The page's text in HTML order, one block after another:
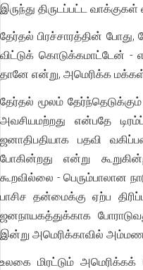
இருந்து திருடப்பட்ட
தேர்தல் பிரச்சாரத்தின் போது,
விட்டுக் கொடுக்கமாட்டேன் -
தானே என்று, அமெரிக்க
தேர்தல் மூலம்
அவசியமற்றது என்பதே
ஜனாதிபதியாக பதவி
போகின்றது என்று
கூறவில்லை - பெரும்பாலான
பாசிச தன்மைக்கு ஏற்ப
ஜனநாயகத்துக்காக
இன்று அமெரிக்காவில்
உலகை மிரட்டும்